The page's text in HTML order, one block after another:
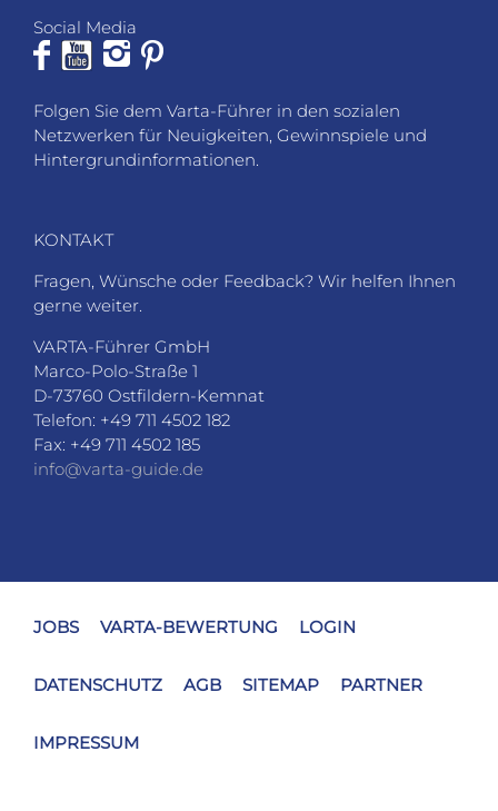
Social Media
Folgen Sie dem Varta-Führer in den sozialen
Netzwerken für Neuigkeiten, Gewinnspiele und
Hintergrundinformationen.
KONTAKT
Fragen, Wünsche oder Feedback? Wir helfen Ihnen
gerne weiter.
VARTA-Führer GmbH
Marco-Polo-Straße 1
D-73760 Ostfildern-Kemnat
Telefon: +49 711 4502 182
Fax: +49 711 4502 185
info@varta-guide.de
JOBS VARTA-BEWERTUNG LOGIN
DATENSCHUTZ AGB SITEMAP PARTNER
IMPRESSUM